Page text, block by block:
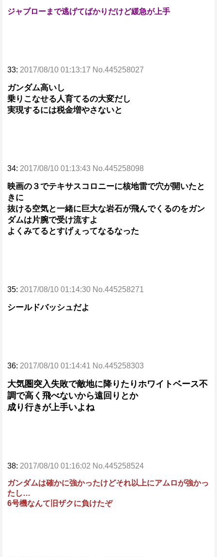
ジャブローまで逃げてばかりだけど緩急が上手
33: 2017/08/10 01:13:17 No.445258027
ガンダム高いし
乗りこなせる人育てるの大変だし
実現するには税金増やさないと
34: 2017/08/10 01:13:43 No.445258098
映画の３でテキサスコロニーに核地雷で穴が開いたと
きに
抜ける空気と一緒に巨大な岩石が飛んでくるのをガン
ダムは片腕で受け流すよ
よくみてるとすげぇってなるなった
35: 2017/08/10 01:14:30 No.445258271
シールドバッシュだよ
36: 2017/08/10 01:14:41 No.445258303
大気圏突入失敗で敵地に降りたりホワイトベース不
調で高く飛べないから遠回りとか
成り行きが上手いよね
38: 2017/08/10 01:16:02 No.445258524
ガンダムは確かに強かったけどそれ以上にアムロが強かっ
たし…
6号機なんて旧ザクに負けたぞ